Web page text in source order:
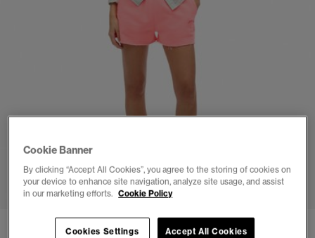
1 2 3 4 5 6 7
Shorts Essential Logo Teñidos
Cookie Banner
By clicking “Accept All Cookies”, you agree to the storing of cookies on
your device to enhance site navigation, analyze site usage, and assist
in our marketing efforts. Cookie Policy
Accept All Cookies
Cookies Settings